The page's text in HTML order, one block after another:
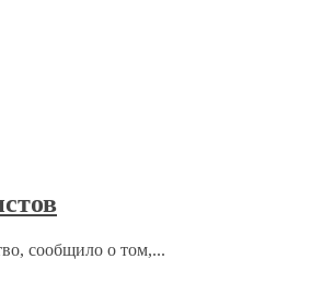
сообщило о том,...